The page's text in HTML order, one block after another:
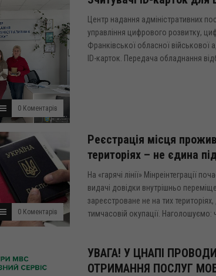
0 Коментарів
Центр надання адміністративних
управління цифрового розвитку,
Франківської обласної військової
ID-карток. Передача обладнання
0 Коментарів
Реєстрація місця
територіях – не єдина
На «гарячі лінії» Мінреінтеграції
видачі довідки внутрішньо
зареєстроване не на тих
тимчасовій окупації. Наголошуємо:
УВАГА! У ЦНАПІ
ОТРИМАННЯ ПОСЛУГ